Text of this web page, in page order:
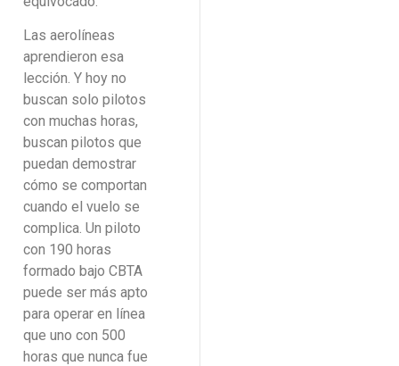
Las aerolíneas
aprendieron esa
lección. Y hoy no
buscan solo pilotos
con muchas horas,
buscan pilotos que
puedan demostrar
cómo se comportan
cuando el vuelo se
complica. Un piloto
con 190 horas
formado bajo CBTA
puede ser más apto
para operar en línea
que uno con 500
horas que nunca fue